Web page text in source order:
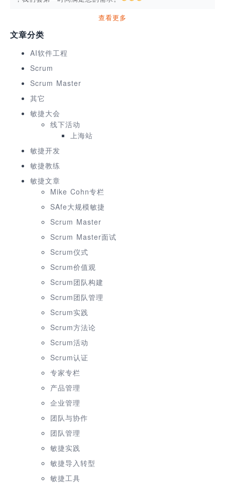
查看更多
文章分类
AI软件工程
Scrum
Scrum Master
其它
敏捷大会
线下活动
上海站
敏捷开发
敏捷教练
敏捷文章
Mike Cohn专栏
SAfe大规模敏捷
Scrum Master
Scrum Master面试
Scrum仪式
Scrum价值观
Scrum团队构建
Scrum团队管理
Scrum实践
Scrum方法论
Scrum活动
Scrum认证
专家专栏
产品管理
企业管理
团队与协作
团队管理
敏捷实践
敏捷导入转型
敏捷工具